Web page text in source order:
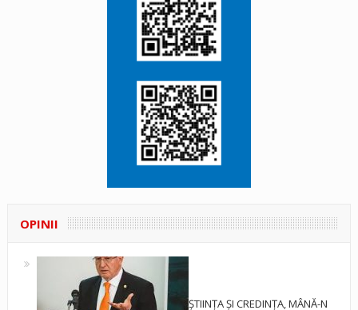
OPINII
ȘTIINȚA ȘI CREDINȚA, MÂNĂ-N